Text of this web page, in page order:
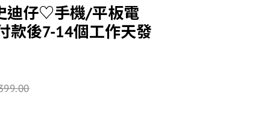
迪仔♡手機/平板電
款後7-14個工作天發